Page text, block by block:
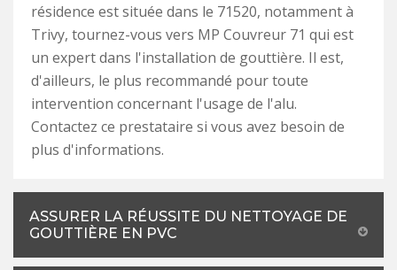
résidence est située dans le 71520, notamment à
Trivy, tournez-vous vers MP Couvreur 71 qui est
un expert dans l'installation de gouttière. Il est,
d'ailleurs, le plus recommandé pour toute
intervention concernant l'usage de l'alu.
Contactez ce prestataire si vous avez besoin de
plus d'informations.
ASSURER LA RÉUSSITE DU NETTOYAGE DE
GOUTTIÈRE EN PVC